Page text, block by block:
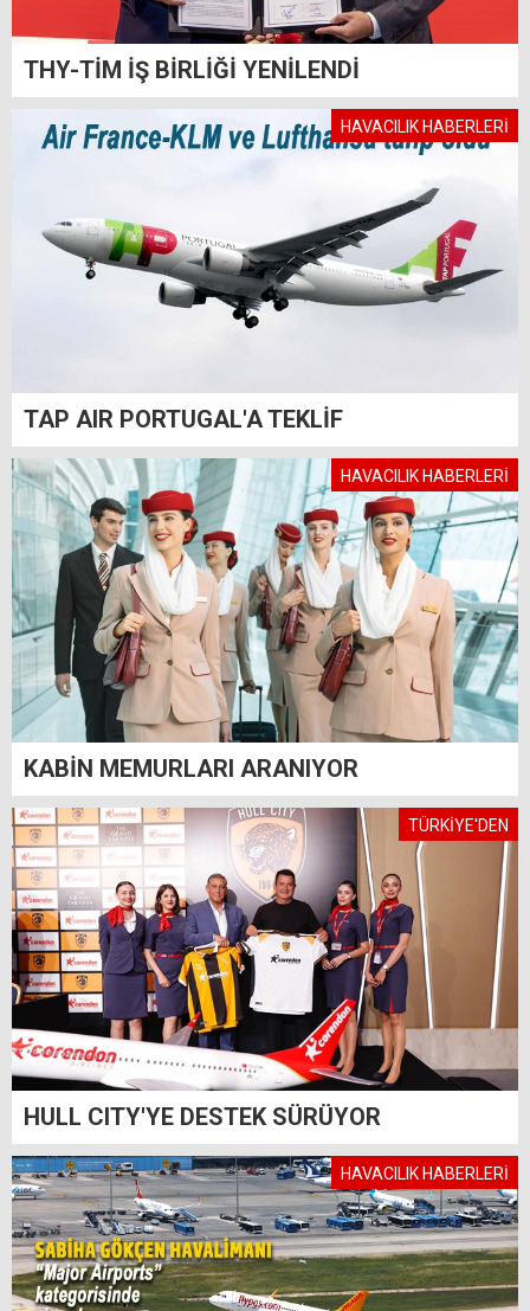
THY-TİM İŞ BİRLİĞİ YENİLENDİ
HAVACILIK HABERLERİ
TAP AIR PORTUGAL'A TEKLİF
HAVACILIK HABERLERİ
KABİN MEMURLARI ARANIYOR
TÜRKİYE'DEN
HULL CITY'YE DESTEK SÜRÜYOR
HAVACILIK HABERLERİ